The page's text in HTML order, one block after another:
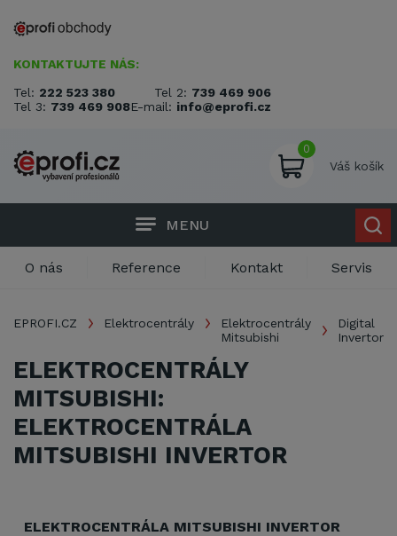
KONTAKTUJTE NÁS:
Tel: 222 523 380 Tel 2: 739 469 906
Tel 3: 739 469 908E-mail: info@eprofi.cz
0
Váš košík
MENU
O nás Reference Kontakt Servis
EPROFI.CZ Elektrocentrály
Elektrocentrály
Mitsubishi
Digital
Invertor
ELEKTROCENTRÁLY
MITSUBISHI:
ELEKTROCENTRÁLA
MITSUBISHI INVERTOR
ELEKTROCENTRÁLA MITSUBISHI INVERTOR